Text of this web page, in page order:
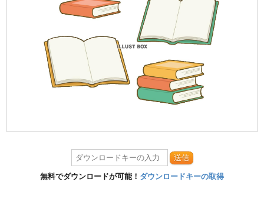
送信
無料でダウンロードが可能！ ダウンロードキーの取得